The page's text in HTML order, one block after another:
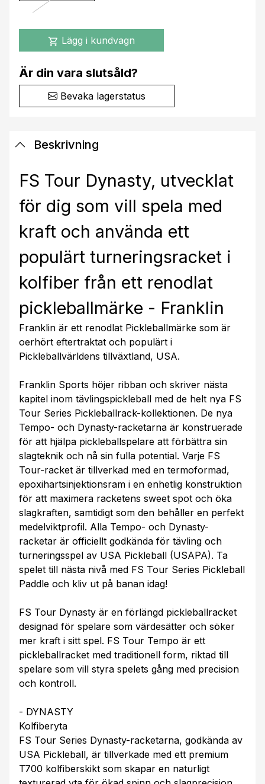
shopping_cart Lägg i kundvagn
Är din vara slutsåld?
Bevaka lagerstatus
Beskrivning
FS Tour Dynasty, utvecklat
för dig som vill spela med
kraft och använda ett
populärt turneringsracket i
kolfiber från ett renodlat
pickleballmärke - Franklin
Franklin är ett renodlat Pickleballmärke som är
oerhört eftertraktat och populärt i
Pickleballvärldens tillväxtland, USA.
Franklin Sports höjer ribban och skriver nästa
kapitel inom tävlingspickleball med de helt nya FS
Tour Series Pickleballrack-kollektionen. De nya
Tempo- och Dynasty-racketarna är konstruerade
för att hjälpa pickleballspelare att förbättra sin
slagteknik och nå sin fulla potential. Varje FS
Tour-racket är tillverkad med en termoformad,
epoxihartsinjektionsram i en enhetlig konstruktion
för att maximera racketens sweet spot och öka
slagkraften, samtidigt som den behåller en perfekt
medelviktprofil. Alla Tempo- och Dynasty-
racketar är officiellt godkända för tävling och
turneringsspel av USA Pickleball (USAPA). Ta
spelet till nästa nivå med FS Tour Series Pickleball
Paddle och kliv ut på banan idag!
FS Tour Dynasty är en förlängd pickleballracket
designad för spelare som värdesätter och söker
mer kraft i sitt spel. FS Tour Tempo är ett
pickleballracket med traditionell form, riktad till
spelare som vill styra spelets gång med precision
och kontroll.
- DYNASTY
Kolfiberyta
FS Tour Series Dynasty-racketarna, godkända av
USA Pickleball, är tillverkade med ett premium
T700 kolfiberskikt som skapar en naturligt